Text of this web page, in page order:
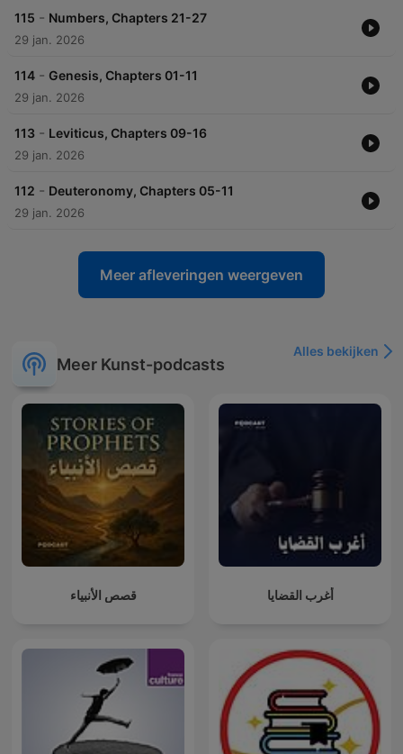
115 - Numbers, Chapters 21-27
29 jan. 2026
114 - Genesis, Chapters 01-11
29 jan. 2026
113 - Leviticus, Chapters 09-16
29 jan. 2026
112 - Deuteronomy, Chapters 05-11
29 jan. 2026
Meer afleveringen weergeven
Meer Kunst-podcasts
Alles bekijken
قصص الأنبياء أغرب القضايا